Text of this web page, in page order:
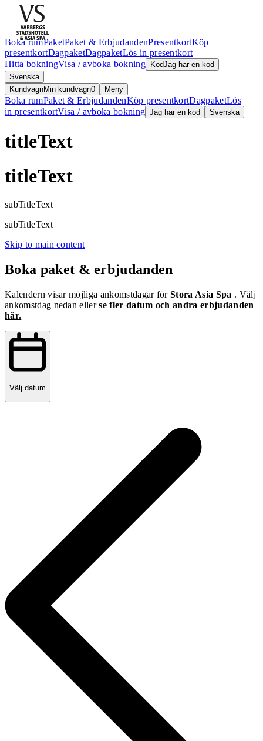
Boka rumPaketPaket & ErbjudandenPresentkortKöp
presentkortDagpaketDagpaketLös in presentkort
Hitta bokningVisa / avboka bokning KodJag har en kod
Svenska
KundvagnMin kundvagn0 Meny
Boka rumPaket & ErbjudandenKöp presentkortDagpaketLös
in presentkortVisa / avboka bokning Jag har en kod Svenska
titleText
titleText
subTitleText
subTitleText
Skip to main content
Boka paket & erbjudanden
Kalendern visar möjliga ankomstdagar förStora Asia Spa . Välj
ankomstdag nedan ellerse fler datum och andra erbjudanden
här.
Välj datum